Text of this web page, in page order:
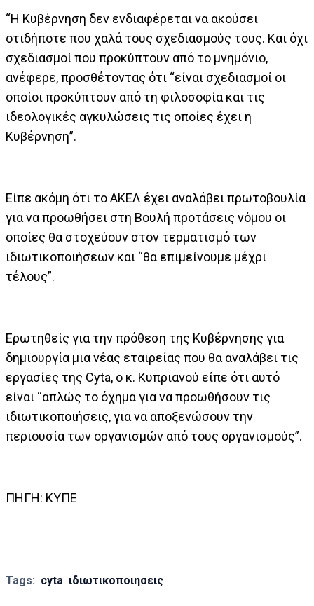
“Η Κυβέρνηση δεν ενδιαφέρεται να ακούσει
οτιδήποτε που χαλά τους σχεδιασμούς τους. Και όχι
σχεδιασμοί που προκύπτουν από το μνημόνιο,
ανέφερε, προσθέτοντας ότι “είναι σχεδιασμοί οι
οποίοι προκύπτουν από τη φιλοσοφία και τις
ιδεολογικές αγκυλώσεις τις οποίες έχει η
Κυβέρνηση”.
Είπε ακόμη ότι το ΑΚΕΛ έχει αναλάβει πρωτοβουλία
για να προωθήσει στη Βουλή προτάσεις νόμου οι
οποίες θα στοχεύουν στον τερματισμό των
ιδιωτικοποιήσεων και “θα επιμείνουμε μέχρι
τέλους”.
Ερωτηθείς για την πρόθεση της Κυβέρνησης για
δημιουργία μια νέας εταιρείας που θα αναλάβει τις
εργασίες της Cyta, ο κ. Κυπριανού είπε ότι αυτό
είναι “απλώς το όχημα για να προωθήσουν τις
ιδιωτικοποιήσεις, για να αποξενώσουν την
περιουσία των οργανισμών από τους οργανισμούς”.
ΠΗΓΗ: ΚΥΠΕ
Tags: cyta ιδιωτικοποιησεις